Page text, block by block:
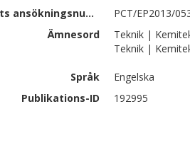
Patentets ansökningsnummer
PCT/EP2013/
Ämnesord
Teknik |
Teknik |
Språk
Engelska
Publikations-ID
192995